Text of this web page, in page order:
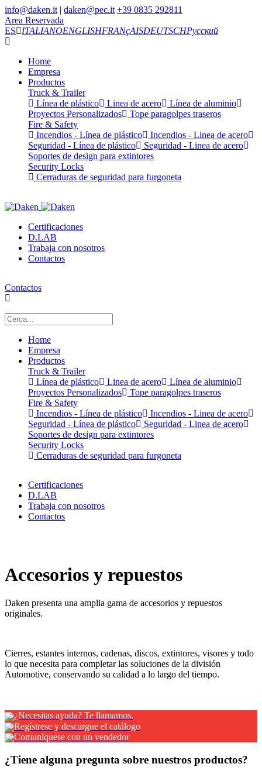
info@daken.it | daken@pec.it +39 0835 292811
Area Reservada
ES
ITALIANOENGLISHFRANçAISDEUTSCHРусский
Home
Empresa
Productos
Truck & Trailer
Línea de plástico
Linea de acero
Línea de aluminio
Proyectos Personalizados
Tope paragolpes traseros
Fire & Safety
Incendios - Línea de plástico
Incendios - Linea de acero
Seguridad - Línea de plástico
Seguridad - Linea de acero
Soportes de design para extintores
Security Locks
Cerraduras de seguridad para furgoneta
Certificaciones
D.LAB
Trabaja con nosotros
Contactos
Contactos
Home
Empresa
Productos
Truck & Trailer
Línea de plástico
Linea de acero
Línea de aluminio
Proyectos Personalizados
Tope paragolpes traseros
Fire & Safety
Incendios - Línea de plástico
Incendios - Linea de acero
Seguridad - Línea de plástico
Seguridad - Linea de acero
Soportes de design para extintores
Security Locks
Cerraduras de seguridad para furgoneta
Certificaciones
D.LAB
Trabaja con nosotros
Contactos
Accesorios y repuestos
¿Necesitas ayuda? Te llamamos.
Regístrese y descargue el catálogo
Comuníquese con un vendedor
¿Tiene alguna pregunta sobre nuestros productos?